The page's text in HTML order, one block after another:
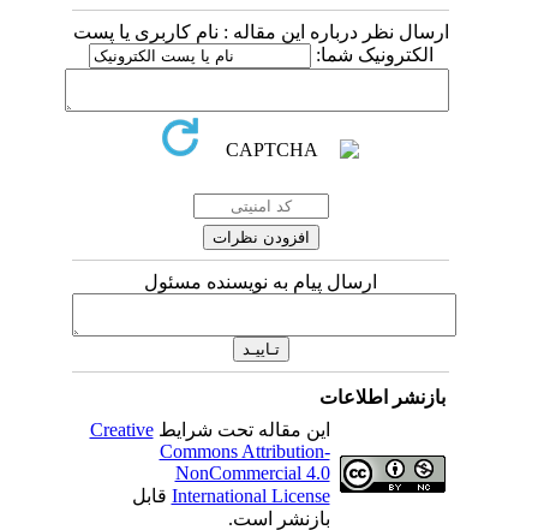
ارسال نظر درباره این مقاله : نام کاربری یا پست
الکترونیک شما:
ارسال پیام به نویسنده مسئول
بازنشر اطلاعات
این مقاله تحت شرایط Creative
Commons Attribution-
NonCommercial 4.0
International Licenseقابل
بازنشر است.